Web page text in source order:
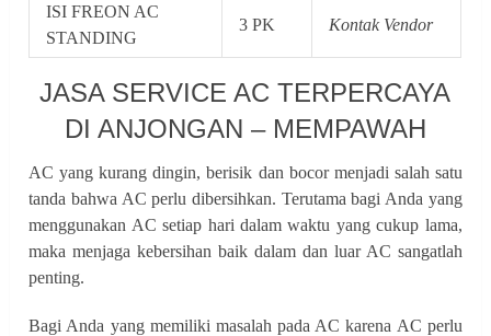
ISI FREON AC
STANDING
3 PK Kontak Vendor
JASA SERVICE AC TERPERCAYA
DI ANJONGAN – MEMPAWAH
AC yang kurang dingin, berisik dan bocor menjadi salah satu
tanda bahwa AC perlu dibersihkan. Terutama bagi Anda yang
menggunakan AC setiap hari dalam waktu yang cukup lama,
maka menjaga kebersihan baik dalam dan luar AC sangatlah
penting.
Bagi Anda yang memiliki masalah pada AC karena AC perlu